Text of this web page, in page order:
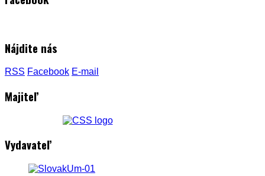
Nájdite nás
RSS Facebook E-mail
Majiteľ
Vydavateľ